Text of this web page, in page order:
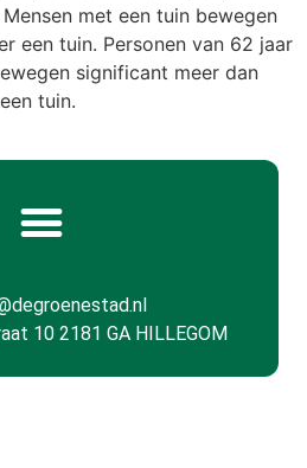
met een tuin bewegen
een tuin. Personen van 62 jaar
significant meer dan
tuin.
10 2181 GA HILLEGOM